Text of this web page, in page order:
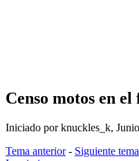
Censo motos en el
Iniciado por knuckles_k,
Tema anterior- Siguiente tema